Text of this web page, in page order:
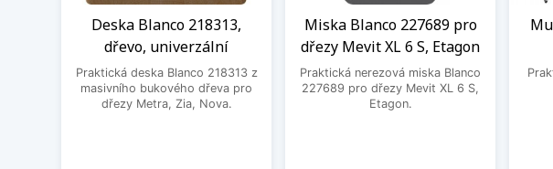
Deska Blanco 218313,
dřevo, univerzální
Praktická deska Blanco 218313 z
masivního bukového dřeva pro
dřezy Metra, Zia, Nova.
Miska Blanco 227689 pro
dřezy Mevit XL 6 S, Etagon
Praktická nerezová miska Blanco
227689 pro dřezy Mevit XL 6 S,
Etagon.